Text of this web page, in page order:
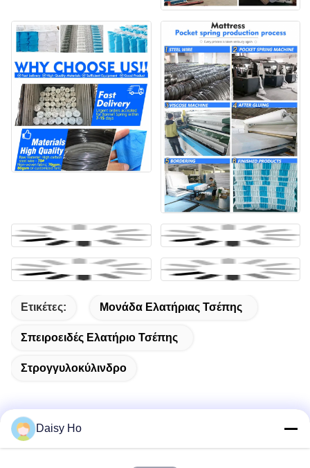
Ετικέτες: Μονάδα Ελατήριας Τσέπης
Σπειροειδές Ελατήριο Τσέπης
Στρογγυλοκύλινδρο
Daisy Ho